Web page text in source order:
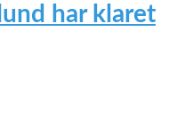
har klaret